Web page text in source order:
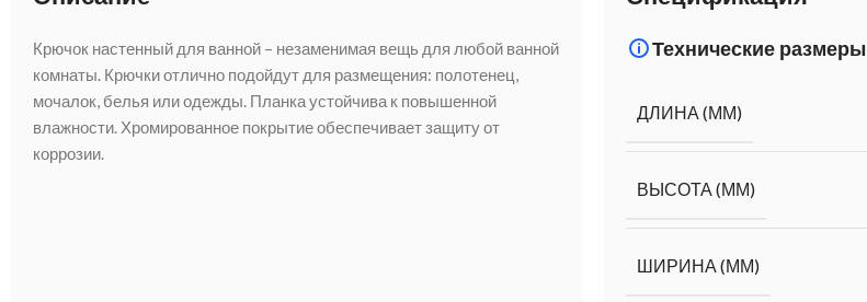
Крючок настенный для ванной – незаменимая вещь для любой ванной
комнаты. Крючки отлично подойдут для размещения: полотенец,
мочалок, белья или одежды. Планка устойчива к повышенной
влажности. Хромированное покрытие обеспечивает защиту от
коррозии.
Технические размеры
ДЛИНА (ММ)
ВЫСОТА (ММ)
ШИРИНА (ММ)